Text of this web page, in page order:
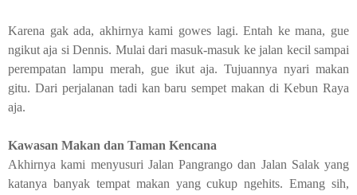
Karena gak ada, akhirnya kami gowes lagi. Entah ke mana, gue
ngikut aja si Dennis. Mulai dari masuk-masuk ke jalan kecil sampai
perempatan lampu merah, gue ikut aja. Tujuannya nyari makan
gitu. Dari perjalanan tadi kan baru sempet makan di Kebun Raya
aja.
Kawasan Makan dan Taman Kencana
Akhirnya kami menyusuri Jalan Pangrango dan Jalan Salak yang
katanya banyak tempat makan yang cukup ngehits. Emang sih,